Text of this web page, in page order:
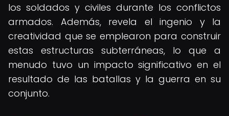
los soldados y civiles durante los conflictos
armados. Además, revela el ingenio y la
creatividad que se emplearon para construir
estas estructuras subterráneas, lo que a
menudo tuvo un impacto significativo en el
resultado de las batallas y la guerra en su
conjunto.